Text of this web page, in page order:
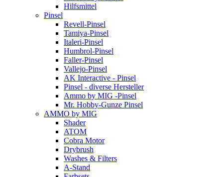
Hilfsmittel
Pinsel
Revell-Pinsel
Tamiya-Pinsel
Italeri-Pinsel
Humbrol-Pinsel
Faller-Pinsel
Vallejo-Pinsel
AK Interactive - Pinsel
Pinsel - diverse Hersteller
Ammo by MIG -Pinsel
Mr. Hobby-Gunze Pinsel
AMMO by MIG
Shader
ATOM
Cobra Motor
Drybrush
Washes & Filters
A-Stand